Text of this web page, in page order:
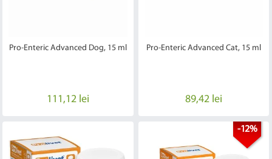
Pro-Enteric Advanced Dog, 15 ml
111,12 lei
Pro-Enteric Advanced Cat, 15 ml
89,42 lei
-12%